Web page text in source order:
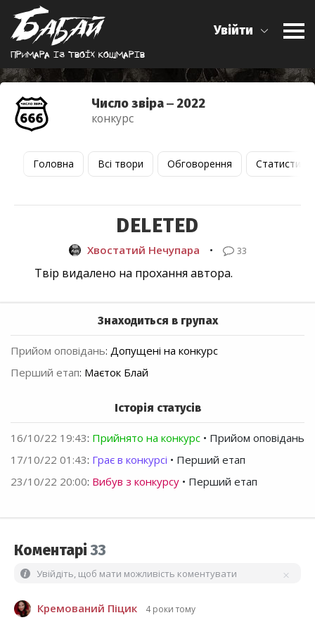
Примара iз твоїх кошмарiв
Увійти
Число звіра ‒ 2022
конкурс
Головна Всі твори Обговорення Статистика
DELETED
Хвостатий Нечупара • 33
Твір видалено на прохання автора.
Знаходиться в групах
Прийом оповідань: Допущені на конкурс
Перший етап: Маєток Блай
Історія статусів
16/10/22 19:43: Прийнято на конкурс • Прийом оповідань
17/10/22 01:43: Грає в конкурсі • Перший етап
23/10/22 20:00: Вибув з конкурсу • Перший етап
Коментарі33
Увійдіть, щоб мати можливість коментувати
Кремований Піцик 4 роки тому